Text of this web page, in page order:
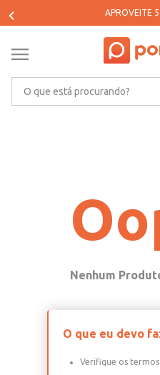
APROVEITE
O que eu devo
Verifique os termos